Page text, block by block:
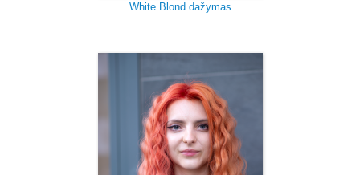
White Blond dažymas